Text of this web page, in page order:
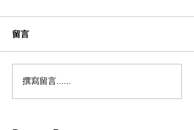
留言
撰寫留言......